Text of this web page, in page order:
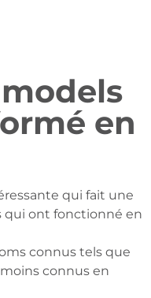
en
qui fait une
qui ont fonctionné en
connus tels que
connus en